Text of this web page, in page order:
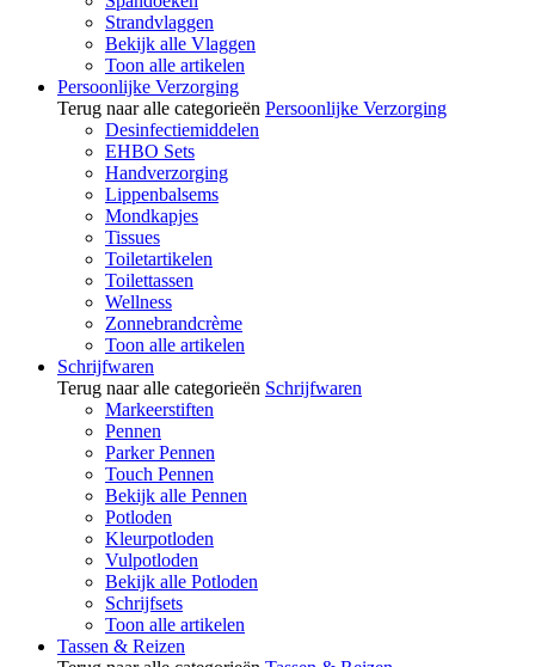
Strandvlaggen
Bekijk alle Vlaggen
Toon alle artikelen
Persoonlijke Verzorging
Terug naar alle categorieën Persoonlijke Verzorging
Desinfectiemiddelen
EHBO Sets
Handverzorging
Lippenbalsems
Mondkapjes
Tissues
Toiletartikelen
Toilettassen
Wellness
Zonnebrandcrème
Toon alle artikelen
Schrijfwaren
Terug naar alle categorieën Schrijfwaren
Markeerstiften
Pennen
Parker Pennen
Touch Pennen
Bekijk alle Pennen
Potloden
Kleurpotloden
Vulpotloden
Bekijk alle Potloden
Schrijfsets
Toon alle artikelen
Tassen & Reizen